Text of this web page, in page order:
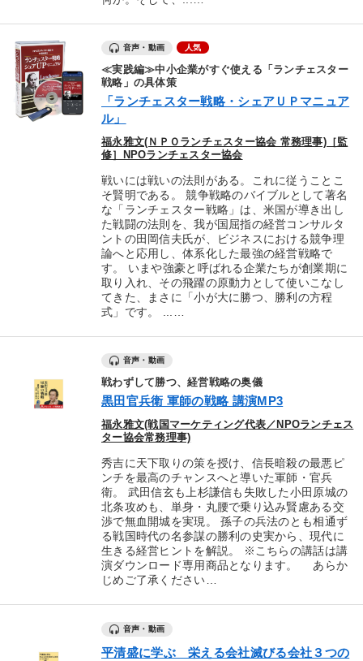
音声・動画 人気
≪実践編≫中小企業がすぐ使える「ランチェスター
戦略」の具体策
「ランチェスター戦略・シェアＵＰマニュア
ル」
福永雅文(ＮＰＯランチェスター協会 常務理事)［監
修］NPOランチェスター協会
戦いには戦いの法則がある。これに従うことこ
そ賢明である。 競争戦略のバイブルとして著名
な「ランチェスター戦略」は、米国が導き出し
た戦闘の法則を、我が国屈指の経営コンサルタ
ントの田岡信夫氏が、ビジネスにおける競争理
論へと応用し、体系化した最強の経営戦略で
す。 いまや強豪と呼ばれる企業たちが創業期に
取り入れ、その飛躍の原動力として使いこなし
てきた、まさに「小が大に勝つ、勝利の方程
式」です。 ...…
音声・動画
戦わずして勝つ、経営戦略の奥儀
黒田官兵衛 軍師の戦略 講演MP3
福永雅文(戦国マーケティング代表／NPOランチェス
ター協会常務理事)
秀吉に天下取りの策を授け、信長暗殺の最悪ピ
ンチを最高のチャンスへと導いた軍師・官兵
衛。 武田信玄も上杉謙信も失敗した小田原城の
北条攻めも、単身・丸腰で乗り込み賢慮ある交
渉で無血開城を実現。 孫子の兵法のとも相通ず
る戦国時代の名参謀の勝利の史実から、現代に
生きる経営ヒントを解説。 ※こちらの講話は講
演ダウンロード専用商品となります。 あらか
じめご了承ください…
音声・動画
平清盛に学ぶ 栄える会社滅びる会社３つの